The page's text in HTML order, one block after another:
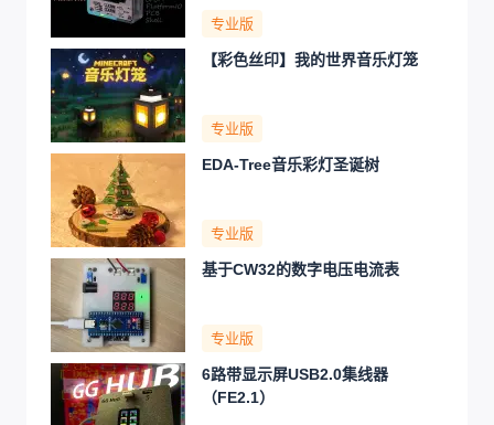
专业版
【彩色丝印】我的世界音乐灯笼
专业版
EDA-Tree音乐彩灯圣诞树
专业版
基于CW32的数字电压电流表
专业版
6路带显示屏USB2.0集线器
（FE2.1）